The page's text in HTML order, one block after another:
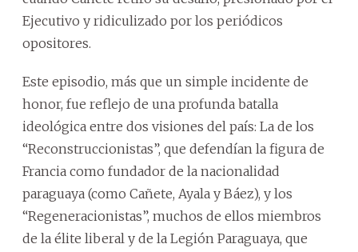
Ejecutivo y ridiculizado por los periódicos
opositores.
Este episodio, más que un simple incidente de
honor, fue reflejo de una profunda batalla
ideológica entre dos visiones del país: La de los
“Reconstruccionistas”, que defendían la figura de
Francia como fundador de la nacionalidad
paraguaya (como Cañete, Ayala y Báez), y los
“Regeneracionistas”, muchos de ellos miembros
de la élite liberal y de la Legión Paraguaya, que